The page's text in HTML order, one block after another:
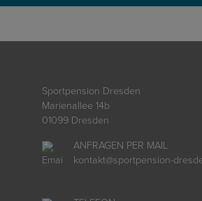
Sportpension Dresden
Marienallee 14b
01099 Dresden
ANFRAGEN PER MAIL
kontakt@sportpension-